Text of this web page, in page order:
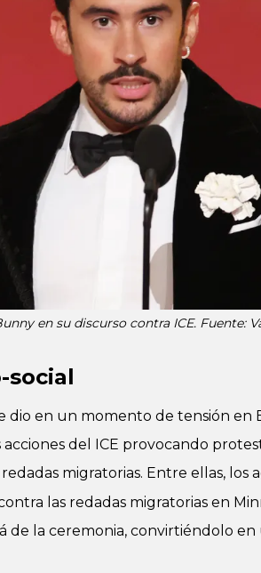
en su discurso contra ICE. Fuente:
social
dio en un momento de tensión en
acciones del ICE provocando
migratorias. Entre ellas, los
las redadas migratorias en
de la ceremonia, convirtiéndolo en